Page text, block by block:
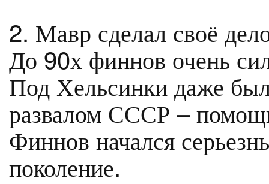
2. Мавр сделал своё
До 90х финнов очень
Под Хельсинки даже
развалом СССР –
Финнов начался
поколение.